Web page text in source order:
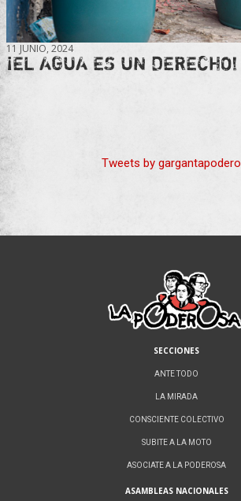
11 JUNIO, 2024
¡EL AGUA ES UN DERECHO!
Tweets by gargantapodero
SECCIONES
ANTE TODO
LA MIRADA
CONSCIENTE COLECTIVO
SUBITE A LA MOTO
ASOCIATE A LA PODEROSA
ASAMBLEAS NACIONALES